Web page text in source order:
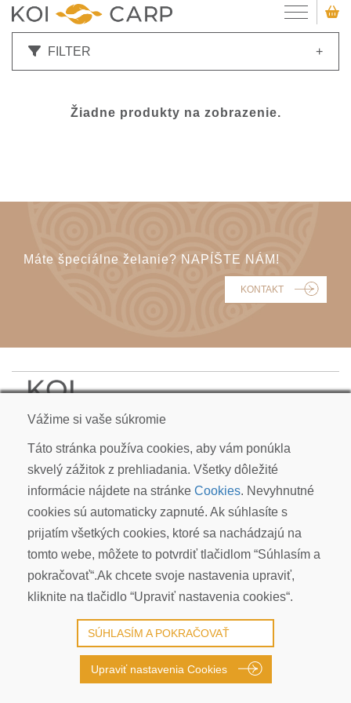
FILTER +
Žiadne produkty na zobrazenie.
Máte špeciálne želanie? NAPÍŠTE NÁM!
KONTAKT
Kudlákova 7, ​841 01 Bratislava
info@koicarp.sk
OBCHODNÉ PODMIENKY
REKLAMÁCIE
PRIVACY POLICY | GDPR
COOKIES
© COPYRIGHT 2026 ALL RIGHTS RESERVED
Vážime si vaše súkromie
Táto stránka používa cookies, aby vám ponúkla
skvelý zážitok z prehliadania. Všetky dôležité
informácie nájdete na stránke Cookies. Nevyhnutné
cookies sú automaticky zapnuté. Ak súhlasíte s
prijatím všetkých cookies, ktoré sa nachádzajú na
tomto webe, môžete to potvrdiť tlačidlom “Súhlasím a
pokračovať“.Ak chcete svoje nastavenia upraviť,
kliknite na tlačidlo “Upraviť nastavenia cookies“.
SÚHLASÍM A POKRAČOVAŤ
Upraviť nastavenia Cookies